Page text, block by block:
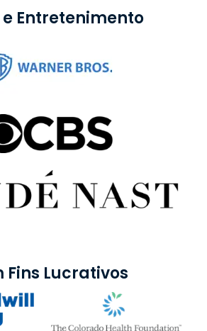
Entretenimento
Fins Lucrativos